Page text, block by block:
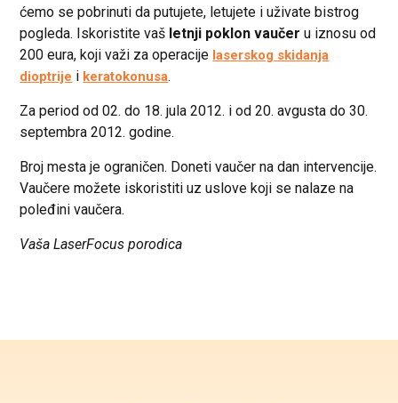
ćemo se pobrinuti da putujete, letujete i uživate bistrog
pogleda. Iskoristite vaš letnji poklon vaučer u iznosu od
200 eura, koji važi za operacije laserskog skidanja
dioptrije i keratokonusa.
Za period od 02. do 18. jula 2012. i od 20. avgusta do 30.
septembra 2012. godine.
Broj mesta je ograničen. Doneti vaučer na dan intervencije.
Vaučere možete iskoristiti uz uslove koji se nalaze na
poleđini vaučera.
Vaša LaserFocus porodica